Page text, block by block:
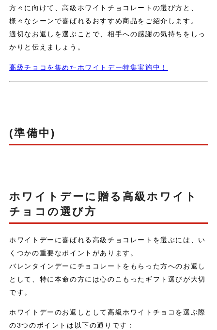
方々に向けて、高級ホワイトチョコレートの選び方と、
様々なシーンで喜ばれるおすすめ商品をご紹介します。
適切なお返しを選ぶことで、相手への感謝の気持ちをしっ
かりと伝えましょう。
高級チョコを集めたホワイトデー特集実施中！
(準備中)
ホワイトデーに贈る高級ホワイト
チョコの選び方
ホワイトデーに喜ばれる高級チョコレートを選ぶには、い
くつかの重要なポイントがあります。
バレンタインデーにチョコレートをもらった方へのお返し
として、特に本命の方には心のこもったギフト選びが大切
です。
ホワイトデーのお返しとして高級ホワイトチョコを選ぶ際
の3つのポイントは以下の通りです：